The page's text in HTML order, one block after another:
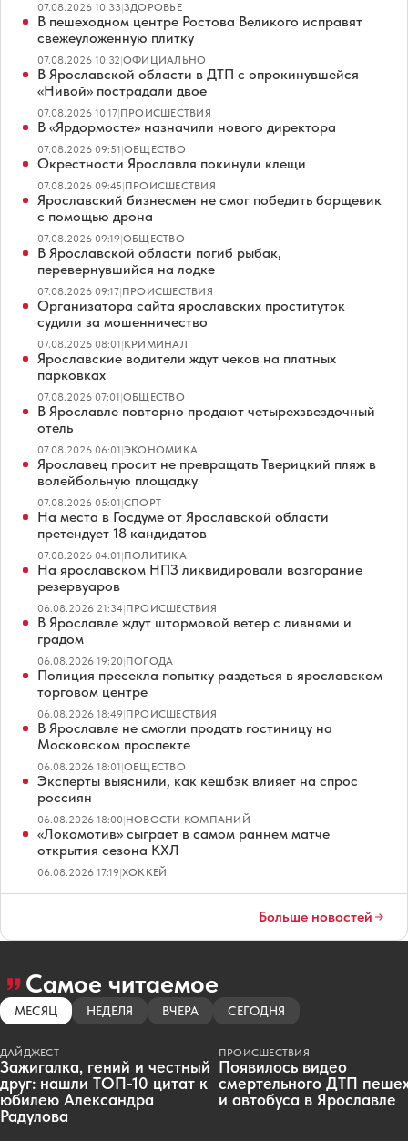
07.08.2026 10:33|ЗДОРОВЬЕ
В пешеходном центре Ростова Великого исправят
свежеуложенную плитку
07.08.2026 10:32|ОФИЦИАЛЬНО
В Ярославской области в ДТП с опрокинувшейся
«Нивой» пострадали двое
07.08.2026 10:17|ПРОИСШЕСТВИЯ
В «Ярдормосте» назначили нового директора
07.08.2026 09:51|ОБЩЕСТВО
Окрестности Ярославля покинули клещи
07.08.2026 09:45|ПРОИСШЕСТВИЯ
Ярославский бизнесмен не смог победить борщевик
с помощью дрона
07.08.2026 09:19|ОБЩЕСТВО
В Ярославской области погиб рыбак,
перевернувшийся на лодке
07.08.2026 09:17|ПРОИСШЕСТВИЯ
Организатора сайта ярославских проституток
судили за мошенничество
07.08.2026 08:01|КРИМИНАЛ
Ярославские водители ждут чеков на платных
парковках
07.08.2026 07:01|ОБЩЕСТВО
В Ярославле повторно продают четырехзвездочный
отель
07.08.2026 06:01|ЭКОНОМИКА
Ярославец просит не превращать Тверицкий пляж в
волейбольную площадку
07.08.2026 05:01|СПОРТ
На места в Госдуме от Ярославской области
претендует 18 кандидатов
07.08.2026 04:01|ПОЛИТИКА
На ярославском НПЗ ликвидировали возгорание
резервуаров
06.08.2026 21:34|ПРОИСШЕСТВИЯ
В Ярославле ждут штормовой ветер с ливнями и
градом
06.08.2026 19:20|ПОГОДА
Полиция пресекла попытку раздеться в ярославском
торговом центре
06.08.2026 18:49|ПРОИСШЕСТВИЯ
В Ярославле не смогли продать гостиницу на
Московском проспекте
06.08.2026 18:01|ОБЩЕСТВО
Эксперты выяснили, как кешбэк влияет на спрос
россиян
06.08.2026 18:00|НОВОСТИ КОМПАНИЙ
«Локомотив» сыграет в самом раннем матче
открытия сезона КХЛ
06.08.2026 17:19|ХОККЕЙ
Больше новостей
Самое читаемое
МЕСЯЦ НЕДЕЛЯ ВЧЕРА СЕГОДНЯ
ДАЙДЖЕСТ
Зажигалка, гений и честный
друг: нашли ТОП-10 цитат к
юбилею Александра
Радулова
ПРОИСШЕСТВИЯ
Появилось видео
смертельного ДТП
и автобуса в Ярославле